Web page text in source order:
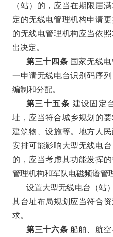
（站）的，应当在期限届满
定的无线电管理机构申请
的无线电管理机构应当依
出决定。
第三十四条 国家无线
一申请无线电台识别码序
编制和分配。
第三十五条 建设固定
址，应当符合城乡规划的
建筑物、设施等。地方人
安排可能影响大型无线电
的，应当考虑其功能发挥
管理机构和军队电磁频谱管
设置大型无线电台（站
其台址布局规划应当符合
求。
第三十六条 船舶、航